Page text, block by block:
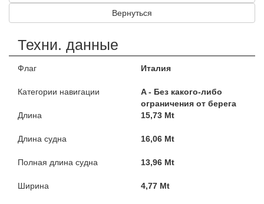
Вернуться
Техни. данные
Флаг Италия
Категории навигации
A - Без какого-либо
ограничения от берега
Длина
15,73 Mt
Длина судна 16,06 Mt
Полная длина судна 13,96 Mt
Ширина 4,77 Mt